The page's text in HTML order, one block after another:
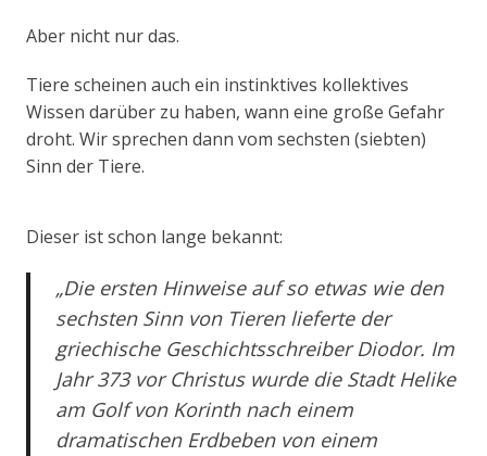
Aber nicht nur das.
Tiere scheinen auch ein instinktives kollektives
Wissen darüber zu haben, wann eine große Gefahr
droht. Wir sprechen dann vom sechsten (siebten)
Sinn der Tiere.
Dieser ist schon lange bekannt:
„Die ersten Hinweise auf so etwas wie den
sechsten Sinn von Tieren lieferte der
griechische Geschichtsschreiber Diodor. Im
Jahr 373 vor Christus wurde die Stadt Helike
am Golf von Korinth nach einem
dramatischen Erdbeben von einem